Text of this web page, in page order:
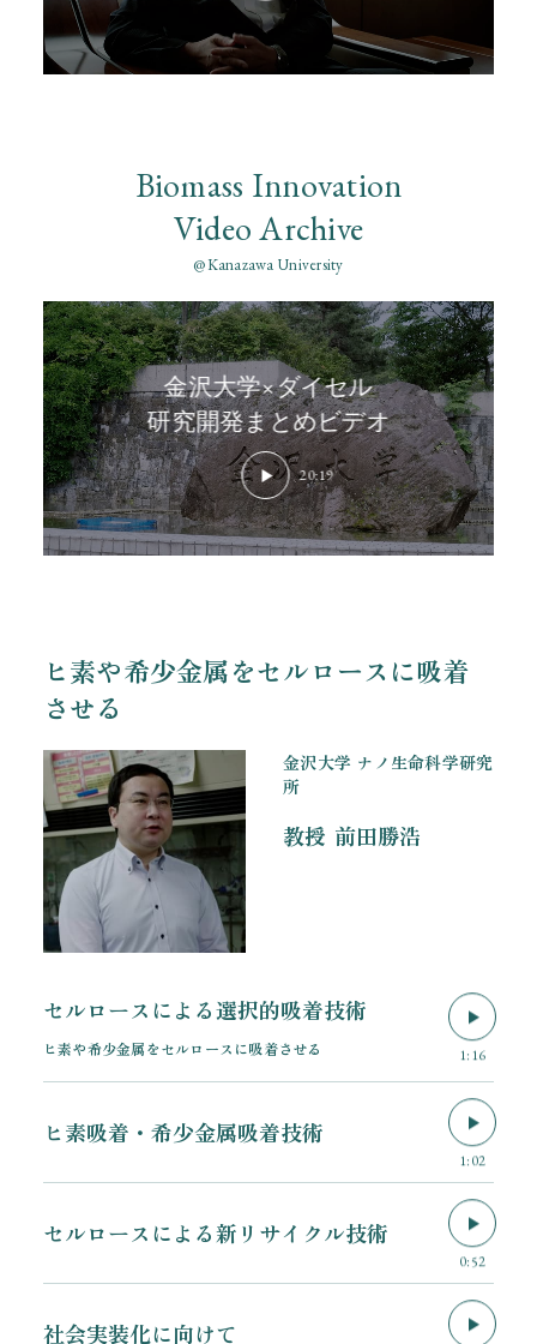
Biomass Innovation
Video Archive
@Kanazawa University
金沢大学×ダイセル
研究開発まとめビデオ
20:19
ヒ素や希少金属をセルロースに吸着
させる
金沢大学 ナノ生命科学研究
所
教授 前田勝浩
セルロースによる選択的吸着技術
ヒ素や希少金属をセルロースに吸着させる 1:16
ヒ素吸着・希少金属吸着技術
1:02
セルロースによる新リサイクル技術
0:52
社会実装化に向けて